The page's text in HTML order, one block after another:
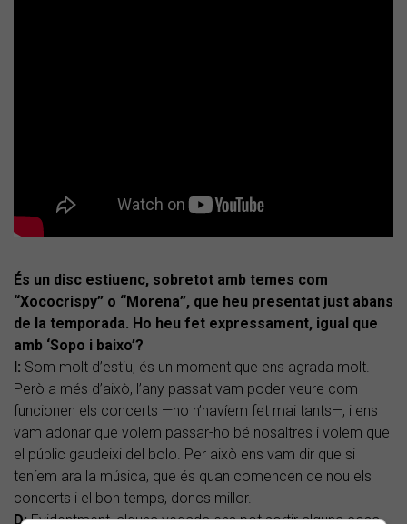
És un disc estiuenc, sobretot amb temes com
“Xococrispy” o “Morena”, que heu presentat just abans
de la temporada. Ho heu fet expressament, igual que
amb ‘Sopo i baixo’?
I: Som molt d’estiu, és un moment que ens agrada molt.
Però a més d’això, l’any passat vam poder veure com
funcionen els concerts —no n’havíem fet mai tants—, i ens
vam adonar que volem passar-ho bé nosaltres i volem que
el públic gaudeixi del bolo. Per això ens vam dir que si
teníem ara la música, que és quan comencen de nou els
concerts i el bon temps, doncs millor.
D:Evidentment, alguna vegada ens pot sortir alguna cosa